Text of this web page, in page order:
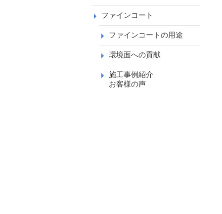
ファインコート
ファインコートの用途
環境面への貢献
施工事例紹介
お客様の声